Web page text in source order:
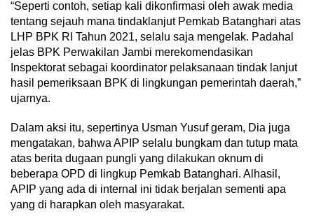
“Seperti contoh, setiap kali dikonfirmasi oleh awak media
tentang sejauh mana tindaklanjut Pemkab Batanghari atas
LHP BPK RI Tahun 2021, selalu saja mengelak. Padahal
jelas BPK Perwakilan Jambi merekomendasikan
Inspektorat sebagai koordinator pelaksanaan tindak lanjut
hasil pemeriksaan BPK di lingkungan pemerintah daerah,”
ujarnya.
Dalam aksi itu, sepertinya Usman Yusuf geram, Dia juga
mengatakan, bahwa APIP selalu bungkam dan tutup mata
atas berita dugaan pungli yang dilakukan oknum di
beberapa OPD di lingkup Pemkab Batanghari. Alhasil,
APIP yang ada di internal ini tidak berjalan sementi apa
yang di harapkan oleh masyarakat.